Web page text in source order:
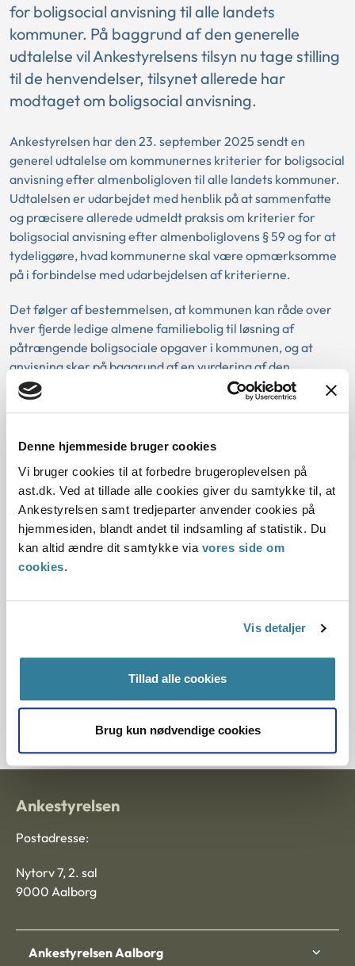
Denne hjemmeside bruger cookies
Vi bruger cookies til at forbedre brugeroplevelsen på
ast.dk. Ved at tillade alle cookies giver du samtykke til, at
Ankestyrelsen samt tredjeparter anvender cookies på
hjemmesiden, blandt andet til indsamling af statistik. Du
kan altid ændre dit samtykke via vores side om
cookies.
Vis detaljer
Tillad alle cookies
Brug kun nødvendige cookies
for boligsocial anvisning til alle landets
kommuner. På baggrund af den generelle
udtalelse vil Ankestyrelsens tilsyn nu tage stilling
til de henvendelser, tilsynet allerede har
modtaget om boligsocial anvisning.
Ankestyrelsen har den 23. september 2025 sendt en
generel udtalelse om kommunernes kriterier for boligsocial
anvisning efter almenboligloven til alle landets kommuner.
Udtalelsen er udarbejdet med henblik på at sammenfatte
og præcisere allerede udmeldt praksis om kriterier for
boligsocial anvisning efter almenboliglovens § 59 og for at
tydeliggøre, hvad kommunerne skal være opmærksomme
på i forbindelse med udarbejdelsen af kriterierne.
Det følger af bestemmelsen, at kommunen kan råde over
hver fjerde ledige almene familiebolig til løsning af
påtrængende boligsociale opgaver i kommunen, og at
anvisning sker på baggrund af en vurdering af den
boligsøgendes behov og beboersammensætningen i den
relevante afdeling.
I 1. halvår 2026 vil Ankestyrelsens tilsyn på baggrund af
kommuner for at vurdere, om kommunernes kriterier for
boligsocial anvisning overholder lovgivningen.
Du kan læse den generelle udtalelse her
Tilmeld dig nyhedsbrev
Ankestyrelsen
Postadresse:
Nytorv 7, 2. sal
9000 Aalborg
Ankestyrelsen Aalborg